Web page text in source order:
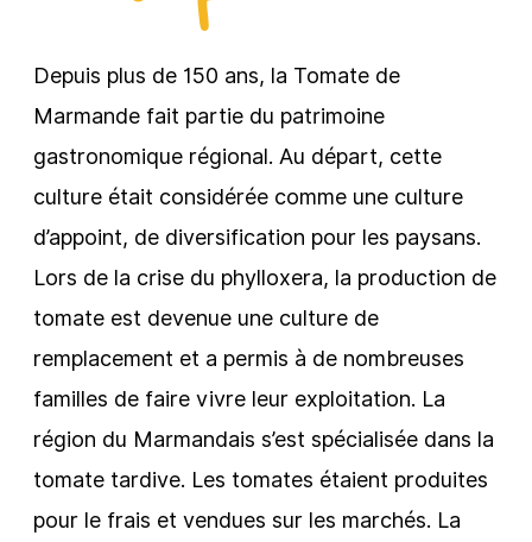
Depuis plus de 150 ans, la Tomate de
Marmande fait partie du patrimoine
gastronomique régional. Au départ, cette
culture était considérée comme une culture
d’appoint, de diversification pour les paysans.
Lors de la crise du phylloxera, la production de
tomate est devenue une culture de
remplacement et a permis à de nombreuses
familles de faire vivre leur exploitation. La
région du Marmandais s’est spécialisée dans la
tomate tardive. Les tomates étaient produites
pour le frais et vendues sur les marchés. La